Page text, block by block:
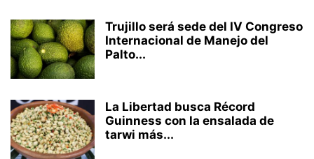
Trujillo será sede del IV Congreso
Internacional de Manejo del
Palto...
La Libertad busca Récord
Guinness con la ensalada de
tarwi más...